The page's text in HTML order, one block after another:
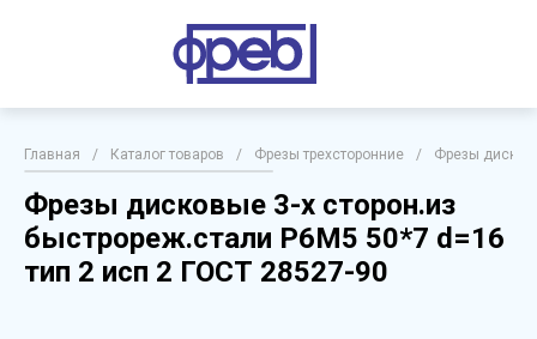
Главная / Каталог товаров / Фрезы трехсторонние / Фрезы
Фрезы дисковые 3-х сторон.из
быстрореж.стали Р6М5 50*7 d=16
тип 2 исп 2 ГОСТ 28527-90